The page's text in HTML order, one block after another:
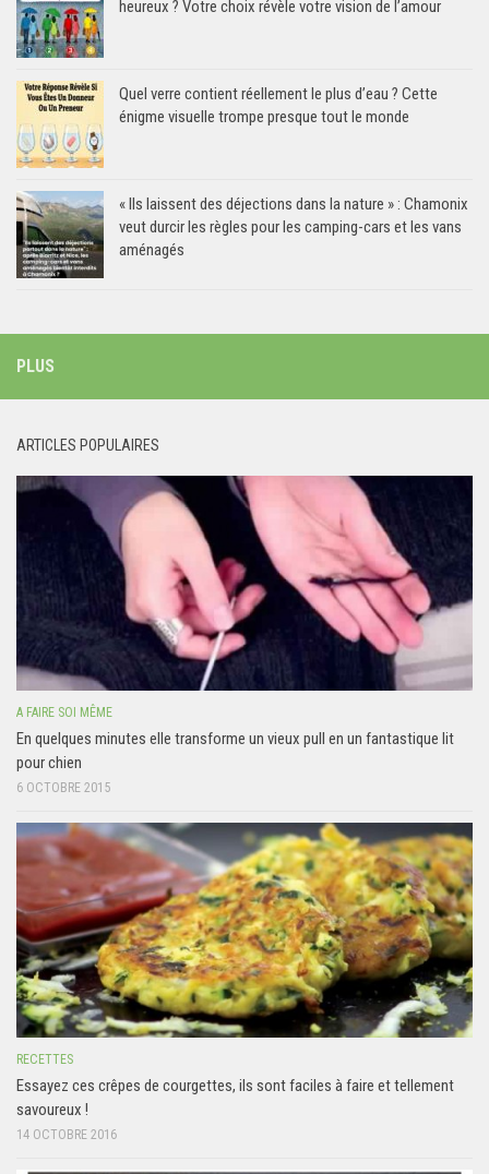
heureux ? Votre choix révèle votre vision de l’amour
Quel verre contient réellement le plus d’eau ? Cette
énigme visuelle trompe presque tout le monde
« Ils laissent des déjections dans la nature » : Chamonix
veut durcir les règles pour les camping-cars et les vans
aménagés
PLUS
ARTICLES POPULAIRES
A FAIRE SOI MÊME
En quelques minutes elle transforme un vieux pull en un fantastique lit
pour chien
6 OCTOBRE 2015
RECETTES
Essayez ces crêpes de courgettes, ils sont faciles à faire et tellement
savoureux !
14 OCTOBRE 2016